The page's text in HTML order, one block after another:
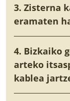
3. Zisterna
eramaten
4. Bizkaiko
arteko
kablea